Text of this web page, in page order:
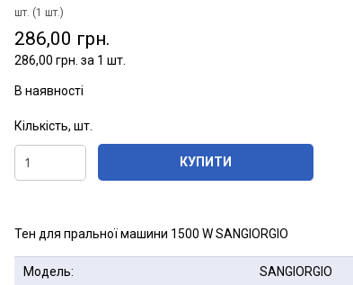
шт. (1 шт.)
286,00 грн.
286,00 грн. за 1 шт.
В наявності
Кількість, шт.
КУПИТИ
Тен для пральної машини 1500 W SANGIORGIO
Модель: SANGIORGIO